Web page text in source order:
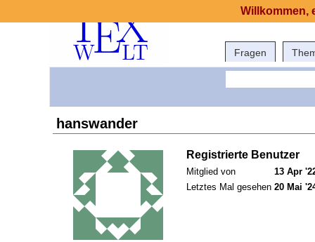
Fragen
hanswander
Registrierte Benutzer
Mitglied von
13 Apr
Letztes Mal gesehen 20 Mai
Willkommen,